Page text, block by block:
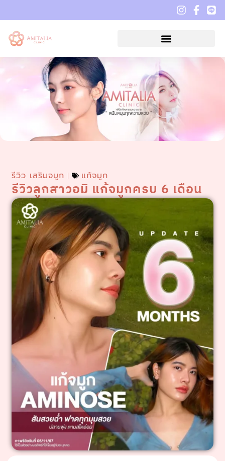
รีวิว เสริมจมูก แก้จมูก
รีวิวลูกสาวอมิ แก้จมูกครบ 6 เดือน